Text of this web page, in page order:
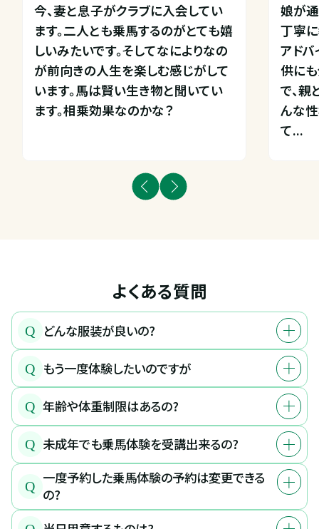
今、妻と息子がクラブに入会してい
ます。二人とも乗馬するのがとても嬉
しいみたいです。そしてなによりなの
が前向きの人生を楽しむ感じがして
います。馬は賢い生き物と聞いてい
ます。相乗効果なのかな？
娘が
丁寧
アド
供に
で、親
んな
て...
よくある質問
Q どんな服装が良いの?
Q もう一度体験したいのですが
Q 年齢や体重制限はあるの?
Q 未成年でも乗馬体験を受講出来るの?
Q 一度予約した乗馬体験の予約は変更できる
の?